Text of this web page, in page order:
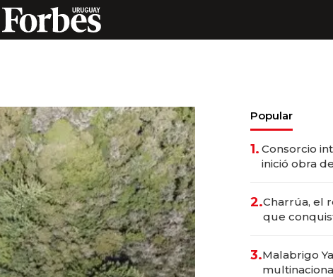
Popular
1. Consorcio
inició obra
millones
2.Charrúa, el
que
prepara
3.Malabrigo